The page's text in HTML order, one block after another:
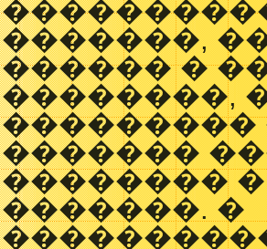
�������,
������ �
��������,
���������
�������
��������
�������. �